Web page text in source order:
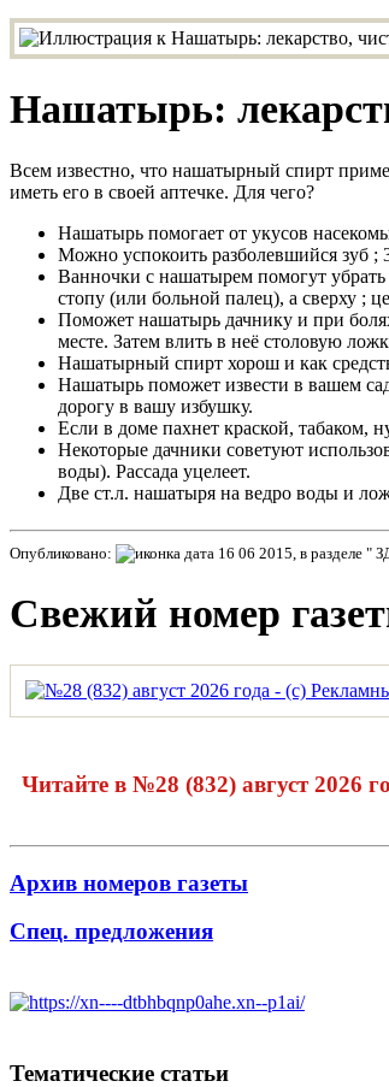
Нашатырь:
Всем известно, что нашатырный спирт
иметь его в своей аптечке. Для чего?
Нашатырь помогает от укусов
Можно успокоить разболевшийся зуб ;
Ванночки с нашатырем помогут убрать
стопу (или больной палец), а сверху ;
Поможет нашатырь дачнику и при
месте. Затем влить в неё столовую
Нашатырный спирт хорош и как
Нашатырь поможет извести в вашем
дорогу в вашу избушку.
Если в доме пахнет краской, табаком,
Некоторые дачники советуют
воды). Рассада уцелеет.
Две ст.л. нашатыря на ведро воды и
Опубликовано: 16 06 2015, в разделе "
Свежий номер
Читайте в №28 (832) август 2026
Архив номеров газеты
Спец. предложения
Тематические статьи